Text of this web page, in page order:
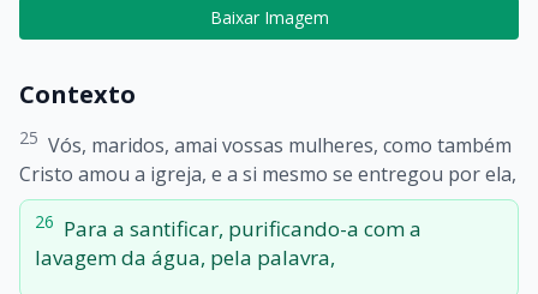
Baixar Imagem
Contexto
25 Vós, maridos, amai vossas mulheres, como também
Cristo amou a igreja, e a si mesmo se entregou por ela,
26 Para a santificar, purificando-a com a
lavagem da água, pela palavra,